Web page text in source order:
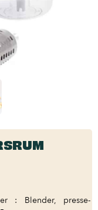
: Blender, presse-